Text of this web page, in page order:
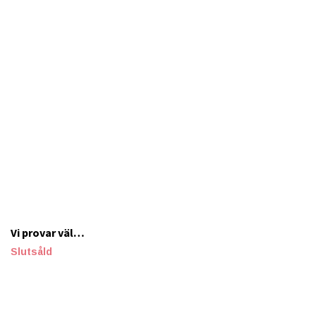
Vi provar väl…
Slutsåld